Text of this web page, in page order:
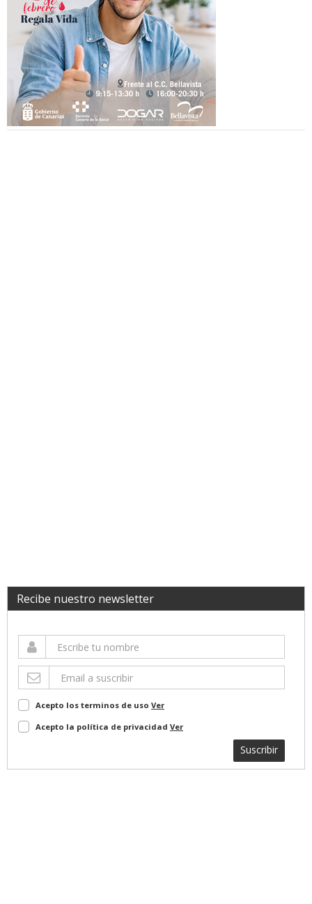
Recibe nuestro newsletter
Acepto los terminos de uso Ver
Acepto la política de privacidad Ver
Suscribir